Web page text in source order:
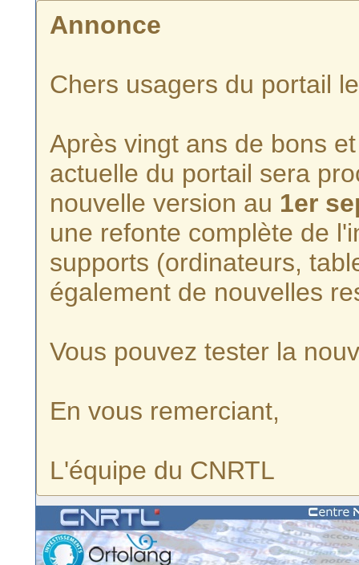
Annonce
Chers usagers du portail
Après vingt ans de bons
actuelle du portail sera
nouvelle version au 1er
une refonte complète de
supports (ordinateurs,
également de nouvelles
Vous pouvez tester la
En vous remerciant,
L'équipe du CNRTL